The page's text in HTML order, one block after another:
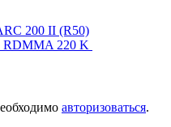
200 II (R50)
RDMMA 220 K
авторизоваться.